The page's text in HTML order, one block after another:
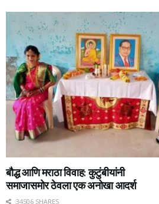
बौद्ध आणि मराठा विवाह: कुटुंबीयांनी
समाजासमोर ठेवला एक अनोखा आदर्श
34506 SHARES